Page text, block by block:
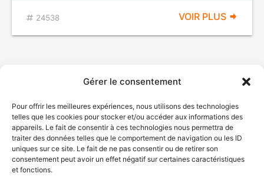
Gérer le consentement
Pour offrir les meilleures expériences, nous utilisons des technologies
telles que les cookies pour stocker et/ou accéder aux informations des
appareils. Le fait de consentir à ces technologies nous permettra de
traiter des données telles que le comportement de navigation ou les ID
uniques sur ce site. Le fait de ne pas consentir ou de retirer son
consentement peut avoir un effet négatif sur certaines caractéristiques
et fonctions.
24538 VOIR PLUS
© Gouvernement du Québec, 2026